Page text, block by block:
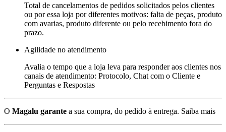
Total de cancelamentos de pedidos solicitados pelos clientes
ou por essa loja por diferentes motivos: falta de peças, produto
com avarias, produto diferente ou pelo recebimento fora do
prazo.
Agilidade no atendimento
Avalia o tempo que a loja leva para responder aos clientes nos
canais de atendimento: Protocolo, Chat com o Cliente e
Perguntas e Respostas
O Magalu garante a sua compra, do pedido à entrega. Saiba mais